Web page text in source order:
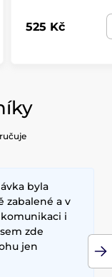
525 Kč
byla
zabalené a v
i
zde
jen